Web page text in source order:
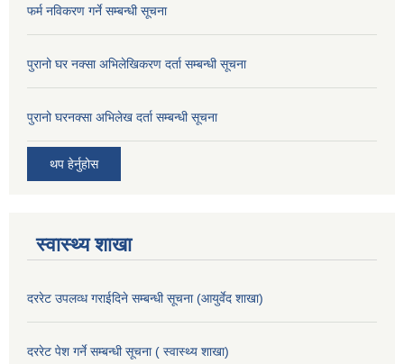
फर्म नविकरण गर्ने सम्बन्धी सूचना
पुरानो घर नक्सा अभिलेखिकरण दर्ता सम्बन्धी सूचना
पुरानो घरनक्सा अभिलेख दर्ता सम्बन्धी सूचना
थप हेर्नुहोस
स्वास्थ्य शाखा
दररेट उपलव्ध गराईदिने सम्बन्धी सूचना (आयुर्वेद शाखा)
दररेट पेश गर्ने सम्बन्धी सूचना ( स्वास्थ्य शाखा)